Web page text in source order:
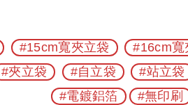
#15cm寬夾立袋 #16cm寬
#夾立袋 #自立袋 #站立袋
#電鍍鋁箔
#無印刷